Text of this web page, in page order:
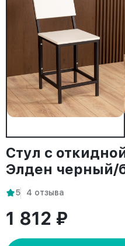
Стул с
Элден черный/
5 4 отзыва
1 812 ₽